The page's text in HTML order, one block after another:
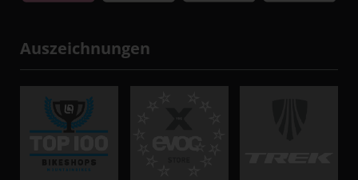
Auszeichnungen